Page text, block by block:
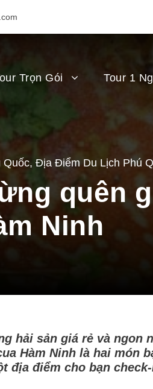
Trọn Gói Tour 1
Quốc, Địa Điểm Du Lịch Phú
quên
Ninh
hải sản giá rẻ và ngon
Hàm Ninh là hai món
địa điểm cho bạn